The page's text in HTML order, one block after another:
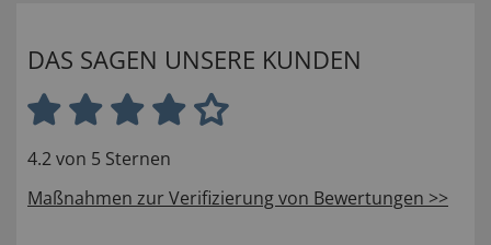
DAS SAGEN UNSERE KUNDEN
4.2 von 5 Sternen
Maßnahmen zur Verifizierung von Bewertungen >>